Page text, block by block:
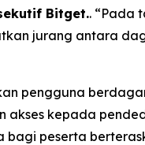
Bitget.. “Pada
jurang antara
pengguna
akses kepada
bagi peserta